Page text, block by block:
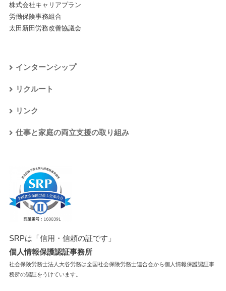
株式会社キャリアプラン
労働保険事務組合
太田新田労務改善協議会
インターンシップ
リクルート
リンク
仕事と家庭の両立支援の取り組み
SRPは「信用・信頼の証です」
個人情報保護認証事務所
社会保険労務士法人大谷労務は全国社会保険労務士連合会から個人情報保護認証事
務所の認証をうけています。